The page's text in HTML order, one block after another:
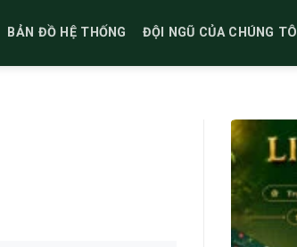
BẢN ĐỒ HỆ THỐNG ĐỘI NGŨ CỦA CHÚNG TÔI